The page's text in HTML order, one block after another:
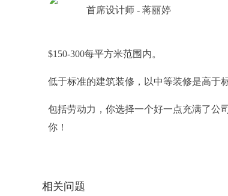
首席设计师 - 蒋丽婷
$150-300每平方米范围内。
低于标准的建筑装修，以中等装修是高于
包括劳动力，你选择一个好一点充满了公
你！
相关问题